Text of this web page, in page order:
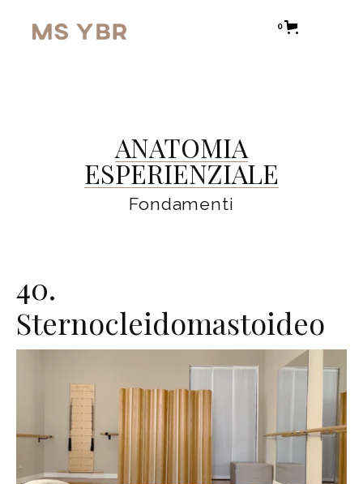
0
ANATOMIA
ESPERIENZIALE
Fondamenti
40.
Sternocleidomastoideo